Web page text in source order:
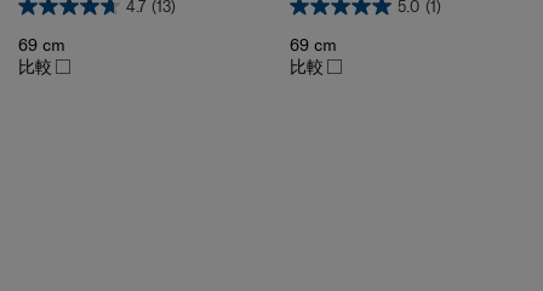
69 cm
比較
69 cm
比較